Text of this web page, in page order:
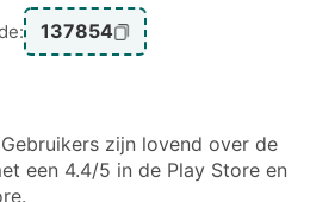
137854
Gebruikers zijn lovend over de
een 4.4/5 in de Play Store en